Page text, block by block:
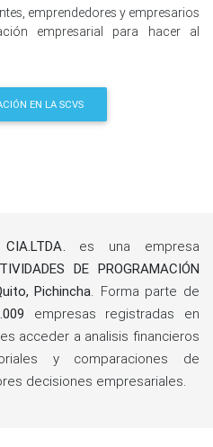
emprendedores y empresarios
empresarial para hacer al
EN LA SCVS
es una empresa
DE PROGRAMACIÓN
Pichincha. Forma parte de
empresas registradas en
acceder a analisis financieros
y comparaciones de
decisiones empresariales.